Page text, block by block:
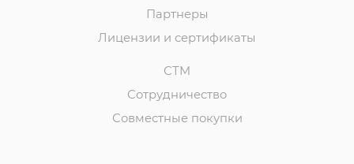
Партнеры
Лицензии и сертификаты
СТМ
Сотрудничество
Совместные покупки